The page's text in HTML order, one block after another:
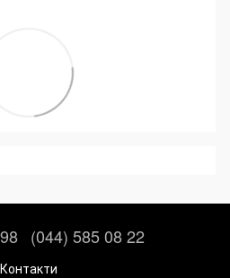
(044) 585 08 22
Контакти